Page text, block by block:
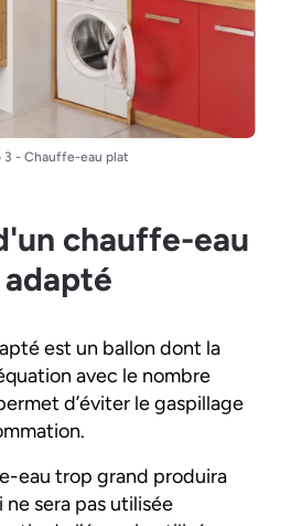
3 - Chauffe-eau plat
chauffe-eau
adapté
est un ballon dont la
avec le nombre
d’éviter le gaspillage
eau trop grand produira
sera pas utilisée